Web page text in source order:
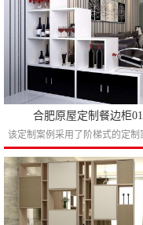
合肥原屋定制餐边柜01